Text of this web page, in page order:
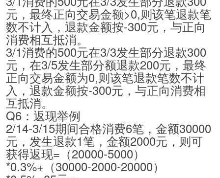
元，最终正向交易金额>0,则该笔退款笔
数不计入，退款金额按-300元，与正向
消费相互抵消。
3/1消费的500元在3/3发生部分退款300
元，在3/5发生部分额退款200元，最终
正向交易金额为0,则该笔退款笔数不计
入，退款金额按-300元，与正向消费相
互抵消。
Q6：返现举例
2/14-3/15期间合格消费6笔，金额30000
元，发生退款1笔，金额2000元，则可
获得返现=（20000-5000）
*0.3%+（30000-2000-20000）